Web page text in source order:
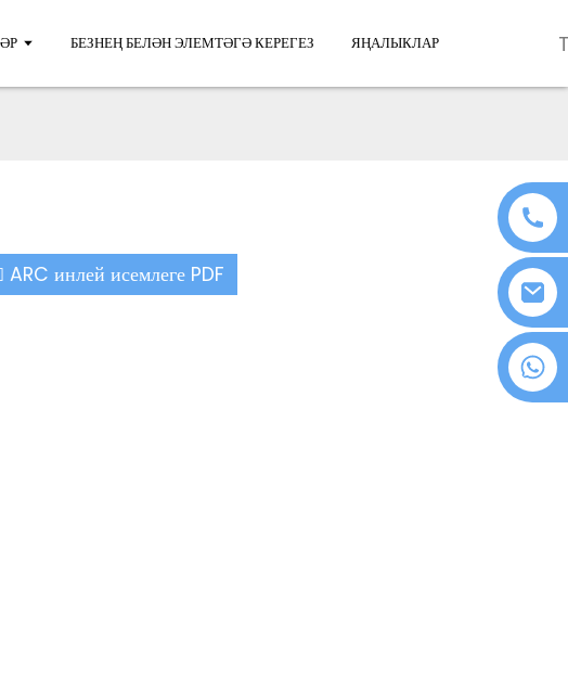
БЕЗНЕҢ БЕЛӘН ЭЛЕМТӘГӘ КЕРЕГЕЗ ЯҢАЛЫКЛАР
ARC инлей исемлеге PDF